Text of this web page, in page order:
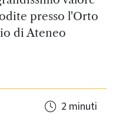
presso l'Orto
di Ateneo
2 minuti